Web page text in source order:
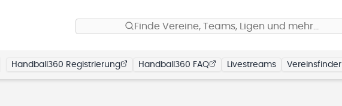
Finde Vereine, Teams, Ligen und mehr…
Handball360 Registrierung Handball360 FAQ Livestreams Vereinsfinder